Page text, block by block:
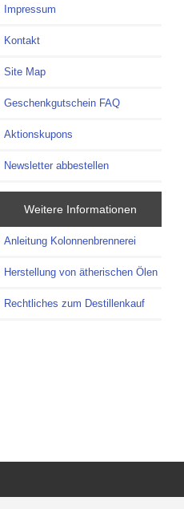
Impressum
Kontakt
Site Map
Geschenkgutschein FAQ
Aktionskupons
Newsletter abbestellen
Weitere Informationen
Anleitung Kolonnenbrennerei
Herstellung von ätherischen Ölen
Rechtliches zum Destillenkauf